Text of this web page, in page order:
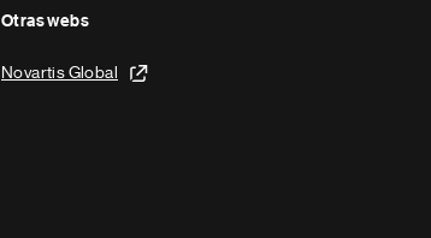
Otras webs
Novartis Global